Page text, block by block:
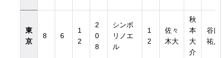
東
京
8 6
1
2
2
0
8
シンボ
リノエ
ル
1
2
佐々
木大
秋
本
大
介
谷口
祐人